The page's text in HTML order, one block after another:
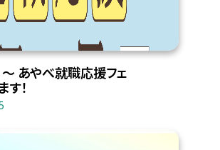
あやべ就職応援フェ
！